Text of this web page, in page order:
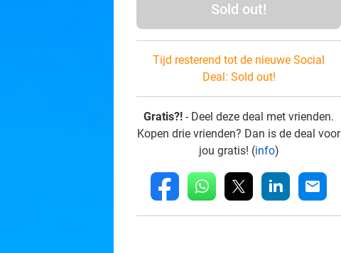
Sold out!
Tijd resterend tot de nieuwe Social
Deal: Sold out!
Gratis?! - Deel deze deal met vrienden.
Kopen drie vrienden? Dan is de deal voor
jou gratis! (info)
fb whatsapp linkedin mail